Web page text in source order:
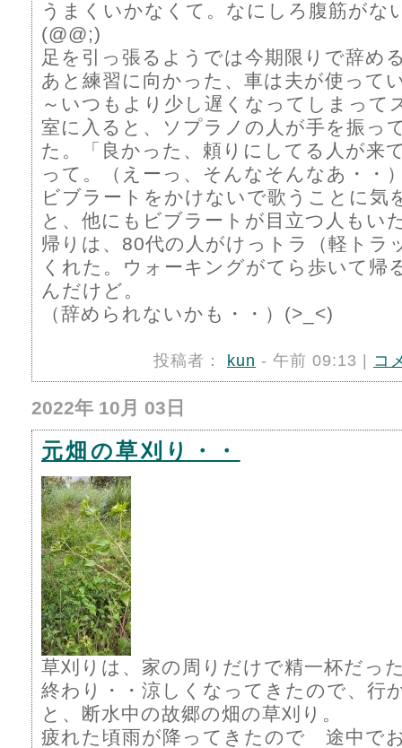
うまくいかなくて。なにしろ腹筋がな
(@@;)
足を引っ張るようでは今期限りで辞め
あと練習に向かった、車は夫が使って
～いつもより少し遅くなってしまって
室に入ると、ソプラノの人が手を振っ
た。「良かった、頼りにしてる人が来
って。（えーっ、そんなそんなあ・・
ビブラートをかけないで歌うことに気
と、他にもビブラートが目立つ人もい
帰りは、80代の人がけっトラ（軽トラ
くれた。ウォーキングがてら歩いて帰
んだけど。
（辞められないかも・・）(>_<)
投稿者： kun - 午前 09:13 | コ
2022年 10月 03日
元畑の草刈り・・
草刈りは、家の周りだけで精一杯だっ
終わり・・涼しくなってきたので、行
と、断水中の故郷の畑の草刈り。
疲れた頃雨が降ってきたので 途中で